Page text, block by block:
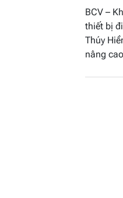
BCV –
thiết bị
Thúy
nâng